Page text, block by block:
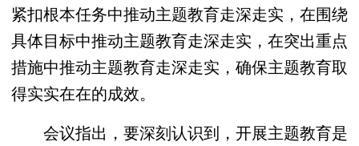
紧扣根本任务中推动主题教育走深走实，在围绕
具体目标中推动主题教育走深走实，在突出重点
措施中推动主题教育走深走实，确保主题教育取
得实实在在的成效。
会议指出，要深刻认识到，开展主题教育是